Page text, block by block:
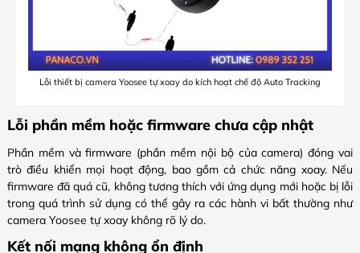
Lỗi thiết bị camera Yoosee tự xoay do kích hoạt chế độ Auto Tracking
Lỗi phần mềm hoặc firmware chưa cập nhật
Phần mềm và firmware (phần mềm nội bộ của camera) đóng vai
trò điều khiển mọi hoạt động, bao gồm cả chức năng xoay. Nếu
firmware đã quá cũ, không tương thích với ứng dụng mới hoặc bị lỗi
trong quá trình sử dụng có thể gây ra các hành vi bất thường như
camera Yoosee tự xoay không rõ lý do.
Kết nối mạng không ổn định